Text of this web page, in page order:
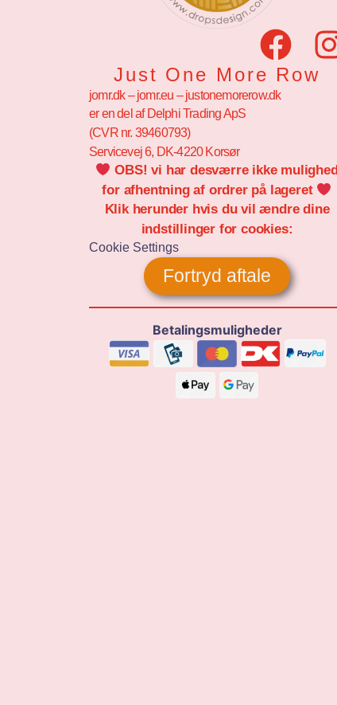
Just One More Row
jomr.dk – jomr.eu – justonemorerow.dk
er en del af Delphi Trading ApS
(CVR nr. 39460793)
Servicevej 6, DK-4220 Korsør
OBS! vi har desværre ikke mulighed
for afhentning af ordrer på lageret
Klik herunder hvis du vil ændre dine
indstillinger for cookies:
Cookie Settings
Fortryd aftale
Betalingsmuligheder